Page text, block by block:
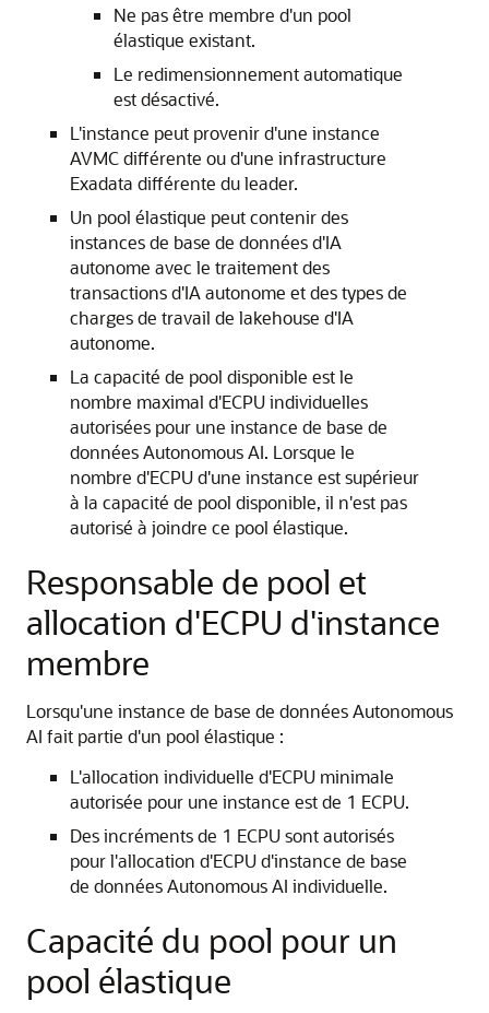
Ne pas être membre d'un pool
élastique existant.
Le redimensionnement automatique
est désactivé.
L'instance peut provenir d'une instance
AVMC différente ou d'une infrastructure
Exadata différente du leader.
Un pool élastique peut contenir des
instances de base de données d'IA
autonome avec le traitement des
transactions d'IA autonome et des types de
charges de travail de lakehouse d'IA
autonome.
La capacité de pool disponible est le
nombre maximal d'ECPU individuelles
autorisées pour une instance de base de
données Autonomous AI. Lorsque le
nombre d'ECPU d'une instance est supérieur
à la capacité de pool disponible, il n'est pas
autorisé à joindre ce pool élastique.
Responsable de pool et
allocation d'ECPU d'instance
membre
Lorsqu'une instance de base de données Autonomous
AI fait partie d'un pool élastique :
L'allocation individuelle d'ECPU minimale
autorisée pour une instance est de 1 ECPU.
Des incréments de 1 ECPU sont autorisés
pour l'allocation d'ECPU d'instance de base
de données Autonomous AI individuelle.
Capacité du pool pour un
pool élastique